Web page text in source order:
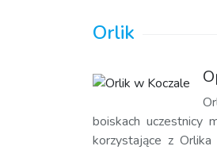
Orlik
boiskach uczestnicy
korzystające z